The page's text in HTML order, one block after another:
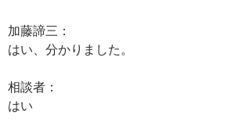
加藤諦三：
はい、分かりました。
相談者：
はい